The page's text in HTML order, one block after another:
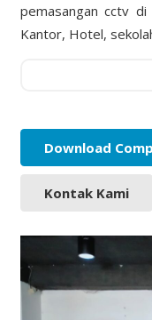
pemasangan cctv
Kantor, Hotel,
Download
Kontak Kami